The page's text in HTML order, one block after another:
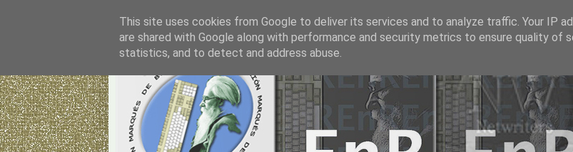
This site uses cookies from Google to deliver its services and to analyze traffic. Your IP
are shared with Google along with performance and security metrics to ensure quality of
statistics, and to detect and address abuse.